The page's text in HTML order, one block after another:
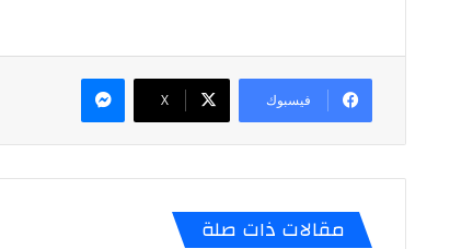
فيسبوك X
ماسنجر
مقالات ذات صلة